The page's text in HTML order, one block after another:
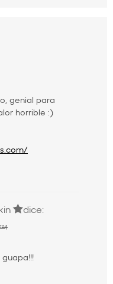
genial para
horrible :)
dice: